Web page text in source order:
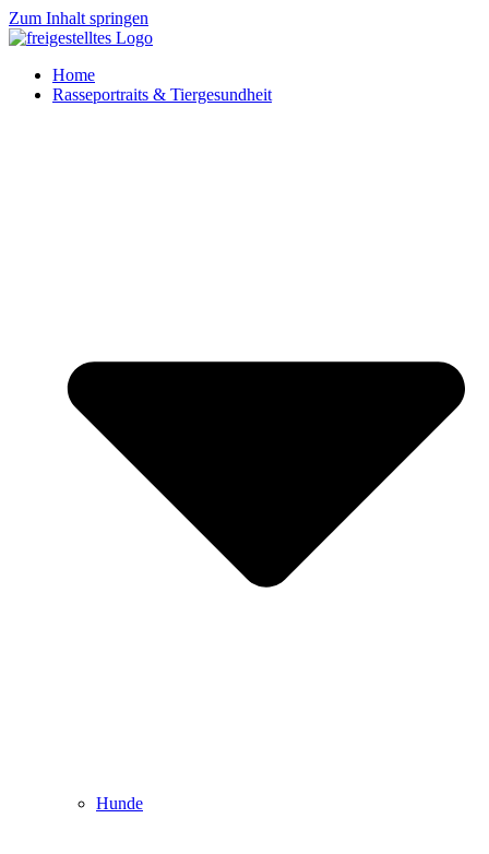
Zum Inhalt springen
Home
Rasseportraits & Tiergesundheit
Hunde